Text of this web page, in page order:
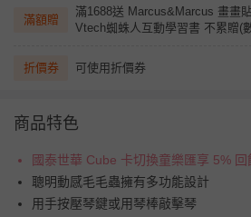
滿額贈
滿1688送 Marcus&Marcus 畫畫
Vtech蜘蛛人互動學習書 不累贈(
折價券 可使用折價券
商品特色
國泰世華 Cube 卡切換童樂匯享 5% 回
聰明動感毛毛蟲擁有多功能設計
用手按壓琴鍵或用琴棒敲擊琴